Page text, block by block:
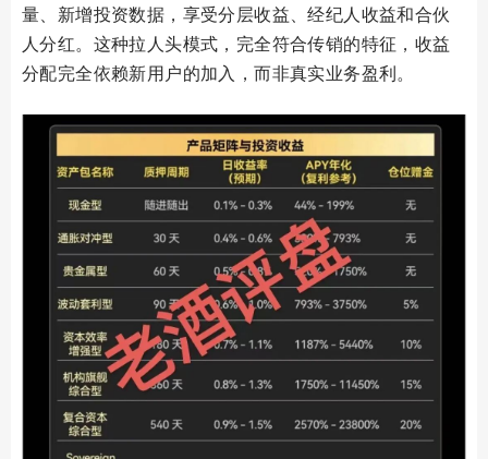
量、新增投资数据，享受分层收益、经纪人收益和合伙
人分红。这种拉人头模式，完全符合传销的特征，收益
分配完全依赖新用户的加入，而非真实业务盈利。